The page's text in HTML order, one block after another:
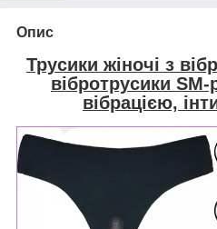
Опис
Трусики жіночі з
вібротрусики
вібрацією,